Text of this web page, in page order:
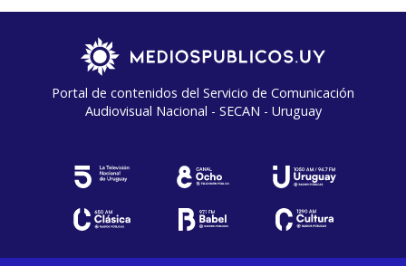
Portal de contenidos del Servicio de Comunicación
Audiovisual Nacional - SECAN - Uruguay